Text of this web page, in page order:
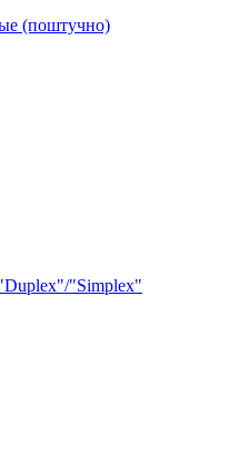
(поштучно)
"Simplex"